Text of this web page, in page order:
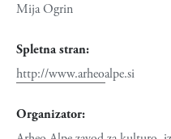
Mija Ogrin
Spletna stran:
http://www.arheoalpe.si
Organizator: